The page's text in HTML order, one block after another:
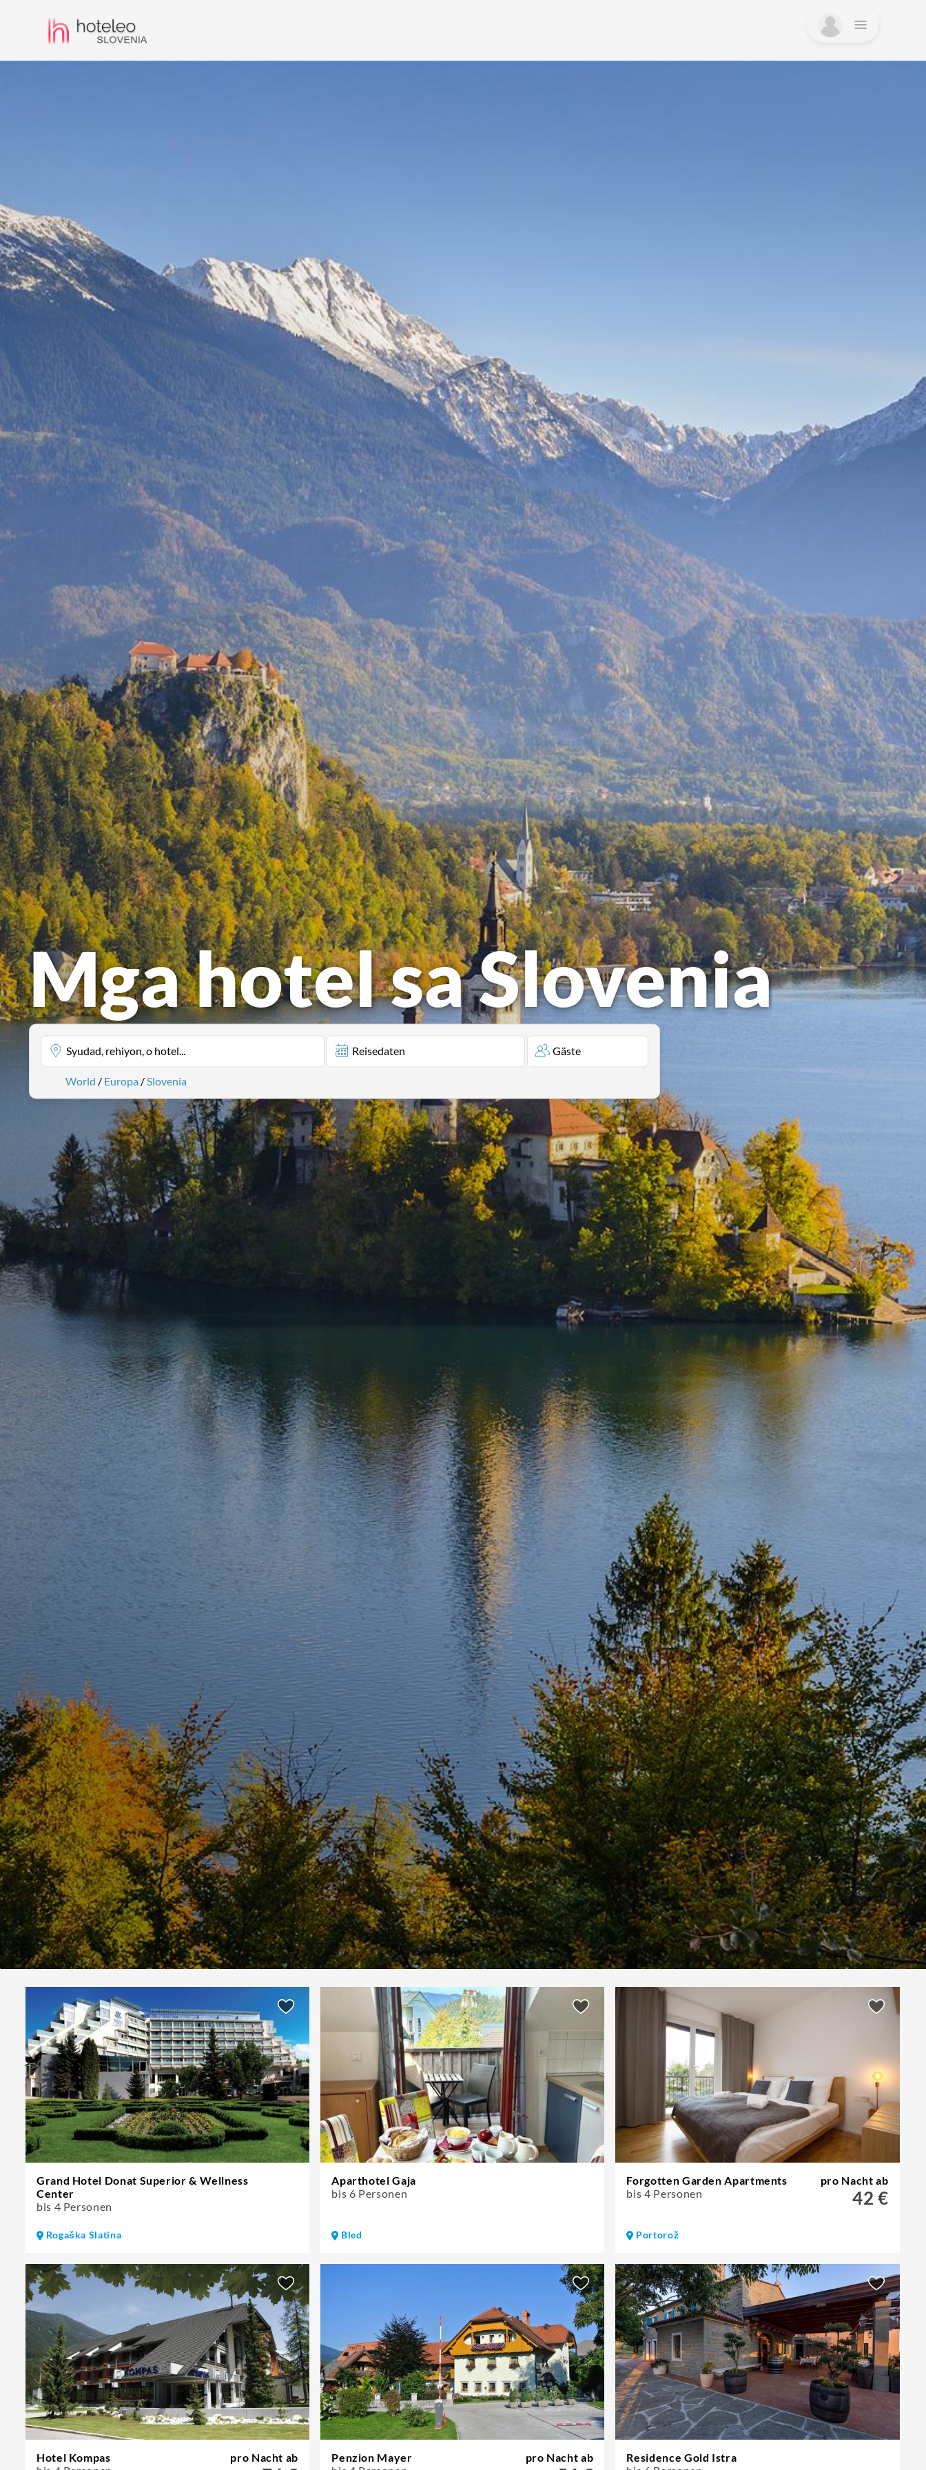
Mga hotel sa Slovenia
Syudad, rehiyon, o hotel... Reisedaten Gäste
World / Europa /Slovenia
Grand Hotel Donat Superior & Wellness
Center
bis 4 Personen
Rogaška Slatina
Aparthotel Gaja
bis 6 Personen
Bled
Forgotten Garden Apartments
bis 4 Personen
pro Nacht ab
42 €
Portorož
Hotel Kompas
pro Nacht ab
Penzion Mayer
pro Nacht ab
Residence Gold Istra